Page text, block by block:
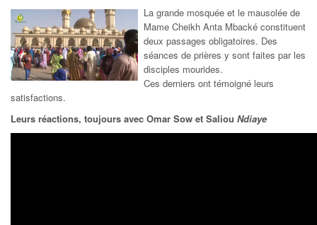
La grande mosquée et le mausolée de
Mame Cheikh Anta Mbacké constituent
deux passages obligatoires. Des
séances de prières y sont faites par les
disciples mourides.
Ces derniers ont témoigné leurs
satisfactions.
Leurs réactions, toujours avec Omar Sow et Saliou Ndiaye